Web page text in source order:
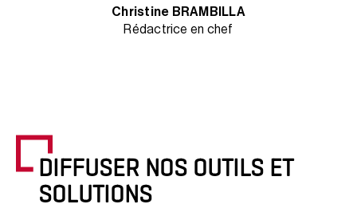
Christine BRAMBILLA
Rédactrice en chef
DIFFUSER NOS OUTILS ET
SOLUTIONS